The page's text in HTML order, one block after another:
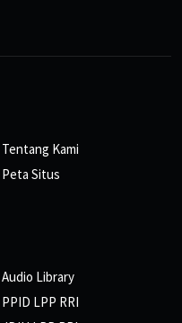
Tentang Kami
Peta Situs
Audio Library
PPID LPP RRI